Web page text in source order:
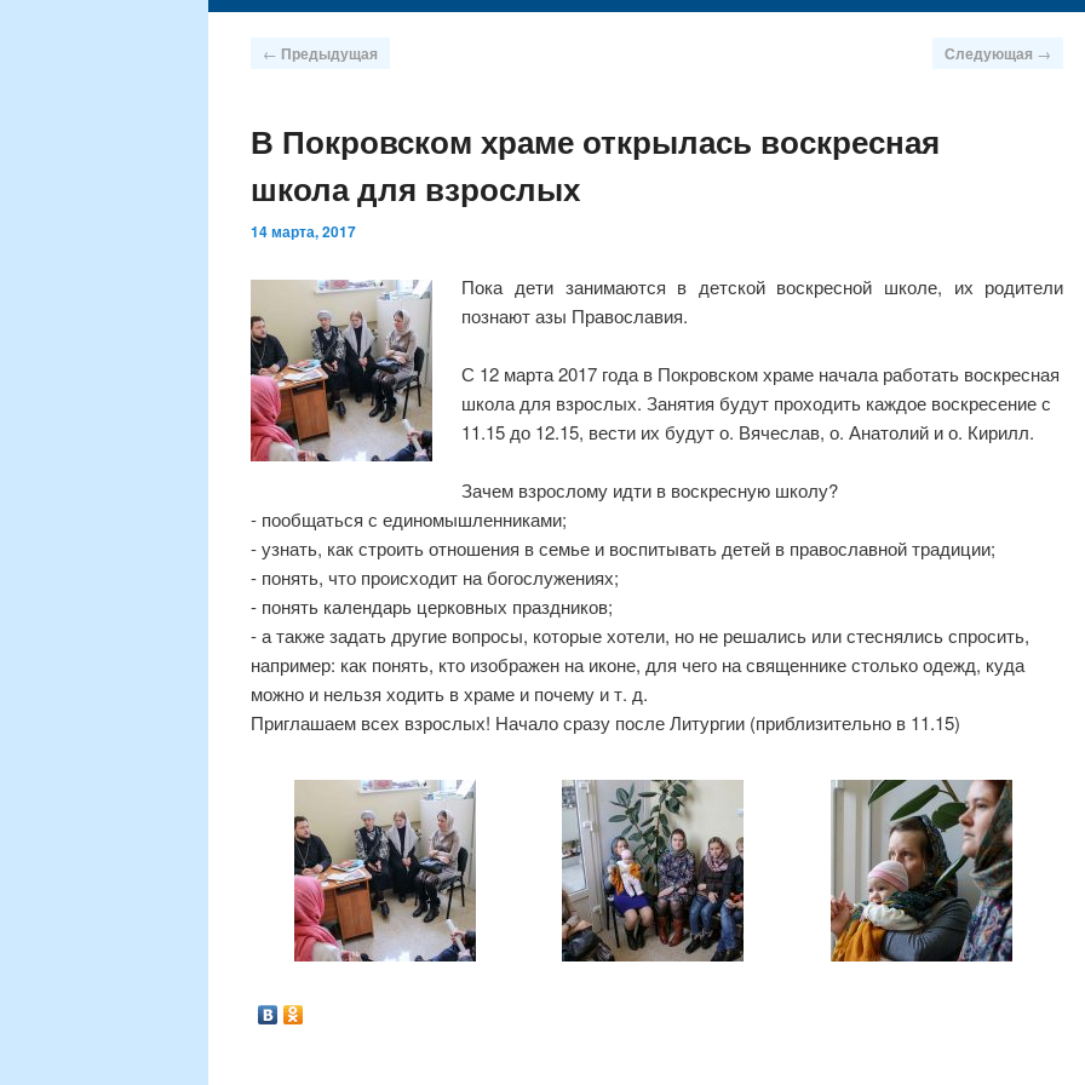
Навигация
← Предыдущая Следующая →
В Покровском храме открылась воскресная
школа для взрослых
14 марта, 2017
Пока дети занимаются в детской воскресной школе, их родители
познают азы Православия.
С 12 марта 2017 года в Покровском храме начала работать воскресная
школа для взрослых. Занятия будут проходить каждое воскресение с
11.15 до 12.15, вести их будут о. Вячеслав, о. Анатолий и о. Кирилл.
Зачем взрослому идти в воскресную школу?
- пообщаться с единомышленниками;
- узнать, как строить отношения в семье и воспитывать детей в православной традиции;
- понять, что происходит на богослужениях;
- понять календарь церковных праздников;
- а также задать другие вопросы, которые хотели, но не решались или стеснялись спросить,
например: как понять, кто изображен на иконе, для чего на священнике столько одежд, куда
можно и нельзя ходить в храме и почему и т. д.
Приглашаем всех взрослых! Начало сразу после Литургии (приблизительно в 11.15)